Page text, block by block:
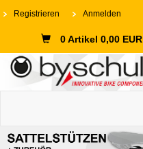
Registrieren Anmelden
0 Artikel 0,00 EUR